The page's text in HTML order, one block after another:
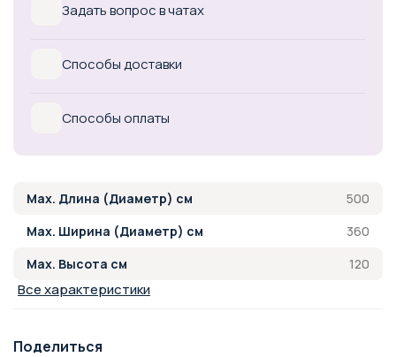
Задать вопрос в чатах
Способы доставки
Способы оплаты
Max. Длина (Диаметр) см
500
Max. Ширина (Диаметр) см
360
Max. Высота см
120
Все характеристики
Поделиться